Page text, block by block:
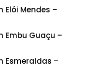
Elói Mendes –
Embu Guaçu –
Esmeraldas –